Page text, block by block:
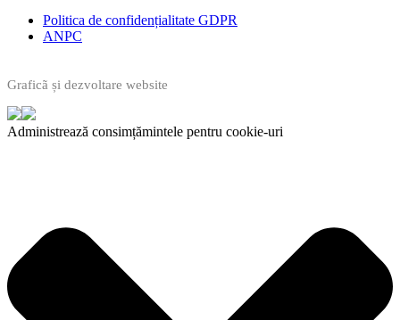
Politica de confidențialitate GDPR
ANPC
Graficã și dezvoltare website
Administrează consimțămintele pentru cookie-uri